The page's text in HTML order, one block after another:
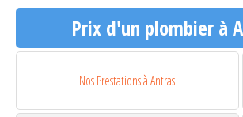
Prix d'un plombier à
Nos Prestations à Antras